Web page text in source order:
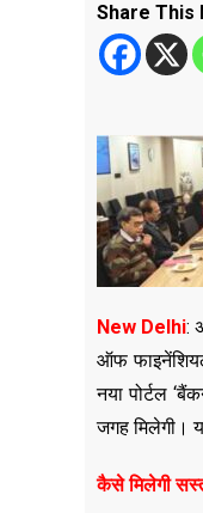
Share This
New Delhi:
ऑफ
नया पोर्टल
जगह म‍िलेगी।
कैसे मिलेगी